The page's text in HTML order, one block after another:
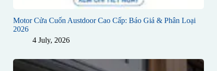
Motor Cửa Cuốn Austdoor Cao Cấp: Báo Giá & Phân Loại
2026
4 July, 2026